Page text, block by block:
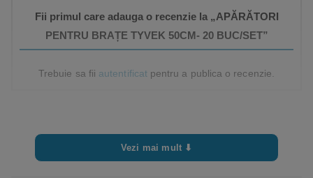
Fii primul care adauga o recenzie la „APĂRĂTORI
PENTRU BRAȚE TYVEK 50CM- 20 BUC/SET”
Trebuie sa fii autentificatpentru a publica o recenzie.
Vezi mai mult ⬇